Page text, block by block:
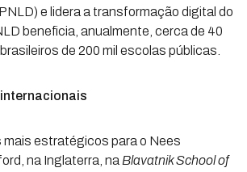
e lidera a transformação digital do
beneficia, anualmente, cerca de 40
de 200 mil escolas públicas.
mais estratégicos para o Nees
na Inglaterra, na Blavatnik School of